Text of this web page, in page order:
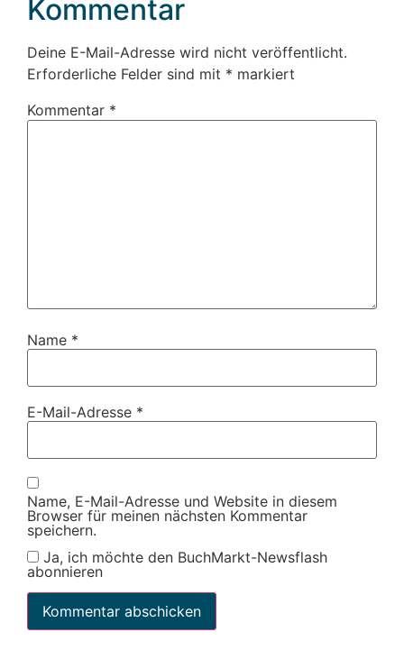
Kommentar
Deine E-Mail-Adresse wird nicht veröffentlicht.
Erforderliche Felder sind mit * markiert
Kommentar *
Name *
E-Mail-Adresse *
Name, E-Mail-Adresse und Website in diesem
Browser für meinen nächsten Kommentar
speichern.
Ja, ich möchte den BuchMarkt-Newsflash
abonnieren